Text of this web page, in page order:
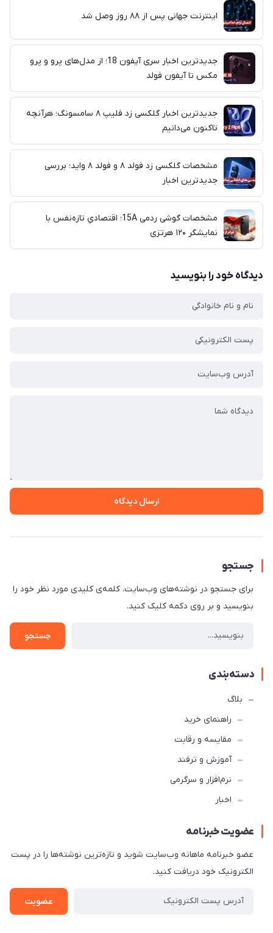
اینترنت جهانی پس از ۸۸ روز وصل شد
جدیدترین اخبار سری آیفون 18؛ از مدل‌های پرو و پرو
مکس تا آیفون فولد
جدیدترین اخبار گلکسی زد فلیپ ۸ سامسونگ؛ هرآنچه
تاکنون می‌دانیم
مشخصات گلکسی زد فولد ۸ و فولد ۸ واید؛ بررسی
جدیدترین اخبار
مشخصات گوشی ردمی 15A؛ اقتصادیِ تازه‌نفس با
نمایشگر ۱۲۰ هرتزی
دیدگاه خود را بنویسید
ارسال دیدگاه
جستجو
برای جستجو در نوشته‌های وب‌سایت، کلمه‌ی کلیدی مورد نظر خود را
بنویسید و بر روی دکمه کلیک کنید.
جستجو
دسته‌بندی
بلاگ
راهنمای خرید
مقایسه و رقابت
آموزش و ترفند
نرم‌افزار و سرگرمی
اخبار
عضویت خبرنامه
عضو خبرنامه ماهانه وب‌سایت شوید و تازه‌ترین نوشته‌ها را در پست
الکترونیک خود دریافت کنید.
عضویت